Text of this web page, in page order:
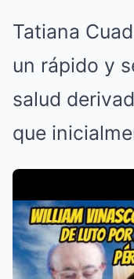
Tatiana
un rápido y
salud
que